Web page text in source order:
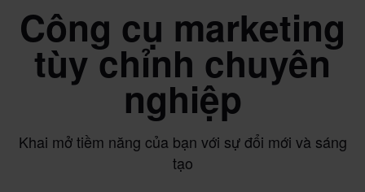
Công cụ marketing
tùy chỉnh chuyên
nghiệp
Khai mở tiềm năng của bạn với sự đổi mới và sáng
tạo